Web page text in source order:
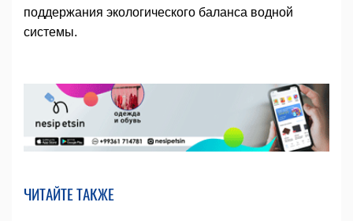
поддержания экологического баланса водной
системы.
ЧИТАЙТЕ ТАКЖЕ